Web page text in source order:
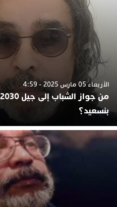
الأربعاء 05 مارس 2025 - 4:59
بنسعيد؟